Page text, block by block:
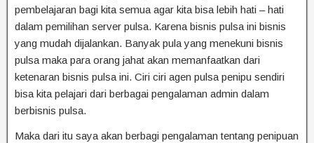
pembelajaran bagi kita semua agar kita bisa lebih hati – hati
dalam pemilihan server pulsa. Karena bisnis pulsa ini bisnis
yang mudah dijalankan. Banyak pula yang menekuni bisnis
pulsa maka para orang jahat akan memanfaatkan dari
ketenaran bisnis pulsa ini. Ciri ciri agen pulsa penipu sendiri
bisa kita pelajari dari berbagai pengalaman admin dalam
berbisnis pulsa.
Maka dari itu saya akan berbagi pengalaman tentang penipuan